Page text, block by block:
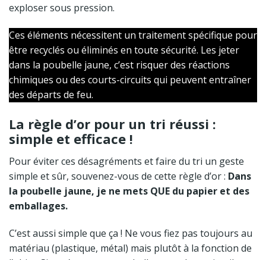
exploser sous pression.
Ces éléments nécessitent un traitement spécifique pour
être recyclés ou éliminés en toute sécurité. Les jeter
dans la poubelle jaune, c’est risquer des réactions
chimiques ou des courts-circuits qui peuvent entraîner
des départs de feu.
La règle d’or pour un tri réussi :
simple et efficace !
Pour éviter ces désagréments et faire du tri un geste
simple et sûr, souvenez-vous de cette règle d’or : Dans
la poubelle jaune, je ne mets QUE du papier et des
emballages.
C’est aussi simple que ça ! Ne vous fiez pas toujours au
matériau (plastique, métal) mais plutôt à la fonction de